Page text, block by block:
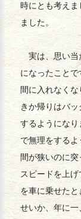
時にとも考え
ました。
実は、思い当
になったこと
間に入れなく
きか帰りはバ
するようにな
で無理をする
間が狭いのに
スピードを上
を車に乗せた
せいか、年に